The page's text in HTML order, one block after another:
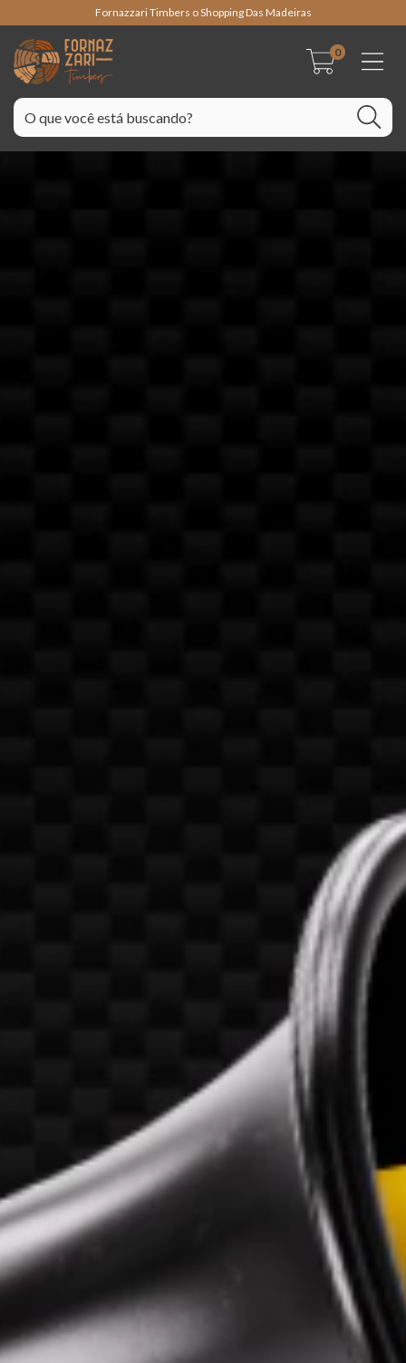
Fornazzari Timbers o Shopping Das Madeiras
0